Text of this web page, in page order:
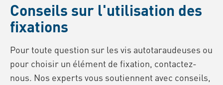
Conseils sur l'utilisation des
fixations
Pour toute question sur les vis autotaraudeuses ou
pour choisir un élément de fixation, contactez-
nous. Nos experts vous soutiennent avec conseils,